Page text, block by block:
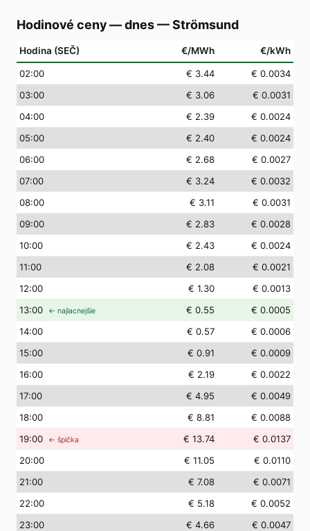
Hodinové ceny — dnes—Strömsund
Hodina (SEČ) €/MWh €/kWh
02:00 € 3.44
€ 0.0034
03:00 € 3.06
€ 0.0031
04:00 € 2.39
€ 0.0024
05:00 € 2.40
€ 0.0024
06:00 € 2.68
€ 0.0027
07:00 € 3.24
€ 0.0032
08:00 € 3.11
€ 0.0031
09:00 € 2.83
€ 0.0028
10:00 € 2.43
€ 0.0024
11:00 € 2.08
€ 0.0021
12:00 € 1.30
€ 0.0013
13:00 ← najlacnejšie € 0.55
€ 0.0005
14:00 € 0.57
€ 0.0006
15:00 € 0.91
€ 0.0009
16:00 € 2.19
€ 0.0022
17:00 € 4.95
€ 0.0049
18:00 € 8.81
€ 0.0088
19:00 ← špička € 13.74
€ 0.0137
20:00 € 11.05
€ 0.0110
21:00 € 7.08
€ 0.0071
22:00 € 5.18
€ 0.0052
23:00 € 4.66
€ 0.0047